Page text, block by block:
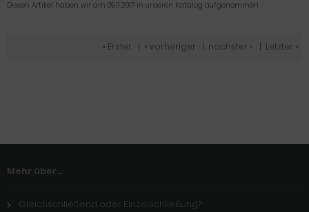
Diesen Artikel haben wir am 09.11.2017 in unseren Katalog aufgenommen.
« Erster « vorheriger nächster » Letzter »
Mehr über...
Gleichschließend oder Einzelschließung?